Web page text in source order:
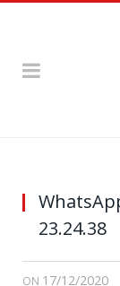
23.24.38
ON 17/12/2020